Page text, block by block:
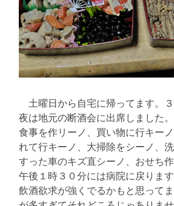
土曜日から自宅に帰ってます。３
夜は地元の断酒会に出席しました
食事を作リーノ、買い物に行キー
れて行キーノ、大掃除をシーノ、
すった車のキズ直シーノ、おせち
午後１時３０分には病院に戻りま
飲酒欲求が強くでるかもと思って